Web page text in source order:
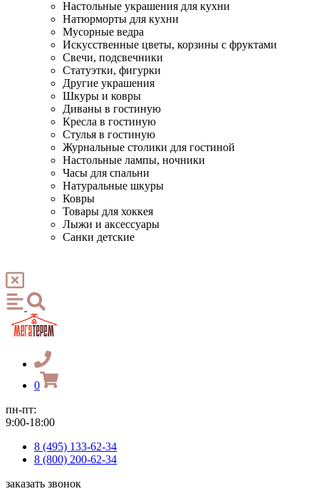
Настольные украшения для кухни
Натюрморты для кухни
Мусорные ведра
Искусственные цветы, корзины с фруктами
Свечи, подсвечники
Статуэтки, фигурки
Другие украшения
Шкуры и ковры
Диваны в гостиную
Кресла в гостиную
Стулья в гостиную
Журнальные столики для гостиной
Настольные лампы, ночники
Часы для спальни
Натуральные шкуры
Ковры
Товары для хоккея
Лыжи и аксессуары
Санки детские
0
пн-пт:
9:00-18:00
8 (495) 133-62-34
8 (800) 200-62-34
заказать звонок